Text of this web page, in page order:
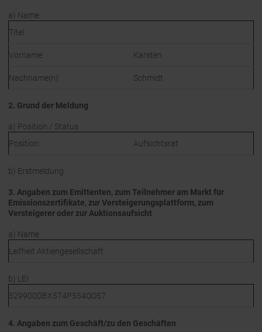
a) Name
Titel:
Vorname: Karsten
Nachname(n): Schmidt
2. Grund der Meldung
a) Position / Status
Position:
Aufsichtsrat
b) Erstmeldung
3. Angaben zum Emittenten, zum Teilnehmer am Markt für
Emissionszertifikate, zur Versteigerungsplattform, zum
Versteigerer oder zur Auktionsaufsicht
a) Name
Leifheit Aktiengesellschaft
b) LEI
529900DBX574P554QO57
4. Angaben zum Geschäft/zu den Geschäften